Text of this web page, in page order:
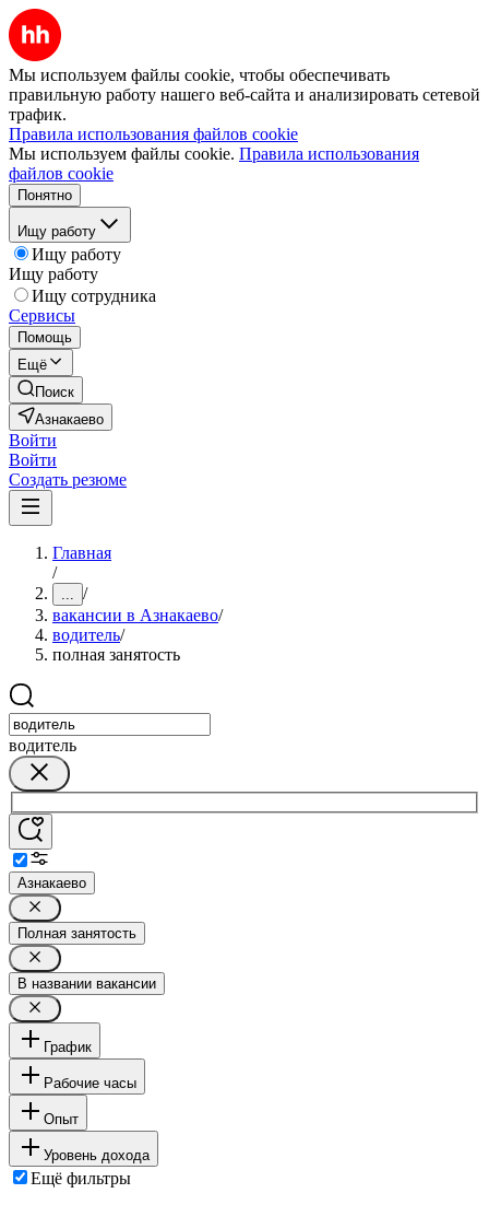
Мы используем файлы cookie, чтобы обеспечивать
правильную работу нашего веб-сайта и анализировать сетевой
трафик.
Правила использования файлов cookie
Мы используем файлы cookie. Правила использования
файлов cookie
Понятно
Ищу работу
Ищу работу
Ищу работу
Ищу сотрудника
Сервисы
Помощь
Ещё
Поиск
Азнакаево
Войти
Войти
Создать резюме
Главная
/
... /
вакансии в Азнакаево/
водитель/
полная занятость
водитель
Азнакаево
Полная занятость
В названии вакансии
График
Рабочие часы
Опыт
Уровень дохода
Ещё фильтры